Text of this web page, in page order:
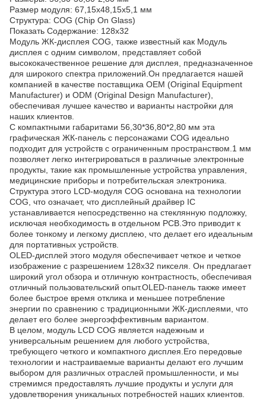
Размер модуля: 67,15x48,15x5,1 мм
Структура: COG (Chip On Glass)
Показать Содержание: 128x32
Модуль ЖК-дисплея COG, также известный как Модуль
дисплея с одним символом, представляет собой
высококачественное решение для дисплея, предназначенное
для широкого спектра приложений.Он предлагается нашей
компанией в качестве поставщика OEM (Original Equipment
Manufacturer) и ODM (Original Design Manufacturer),
обеспечивая лучшее качество и варианты настройки для
наших клиентов.
С компактными габаритами 56,30*36,80*2,80 мм эта
графическая ЖК-панель с персонажами COG идеально
подходит для устройств с ограниченным пространством.1 мм
позволяет легко интегрироваться в различные электронные
продукты, такие как промышленные устройства управления,
медицинские приборы и потребительская электроника.
Структура этого LCD-модуля COG основана на технологии
COG, что означает, что дисплейный драйвер IC
устанавливается непосредственно на стеклянную подложку,
исключая необходимость в отдельном PCB.Это приводит к
более тонкому и легкому дисплею, что делает его идеальным
для портативных устройств.
OLED-дисплей этого модуля обеспечивает четкое и четкое
изображение с разрешением 128x32 пикселя. Он предлагает
широкий угол обзора и отличную контрастность, обеспечивая
отличный пользовательский опыт.OLED-панель также имеет
более быстрое время отклика и меньшее потребление
энергии по сравнению с традиционными ЖК-дисплеями, что
делает его более энергоэффективным вариантом.
В целом, модуль LCD COG является надежным и
универсальным решением для любого устройства,
требующего четкого и компактного дисплея.Его передовые
технологии и настраиваемые варианты делают его лучшим
выбором для различных отраслей промышленности, и мы
стремимся предоставлять лучшие продукты и услуги для
удовлетворения уникальных потребностей наших клиентов.